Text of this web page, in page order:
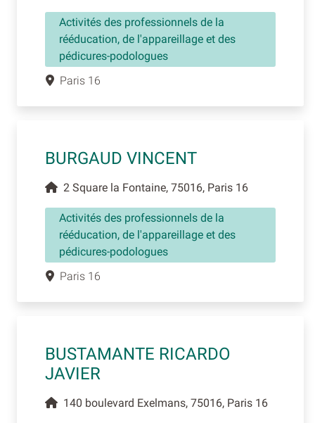
Activités des professionnels de la
rééducation, de l'appareillage et des
pédicures-podologues
Paris 16
BURGAUD VINCENT
2 Square la Fontaine, 75016, Paris 16
Activités des professionnels de la
rééducation, de l'appareillage et des
pédicures-podologues
Paris 16
BUSTAMANTE RICARDO
JAVIER
140 boulevard Exelmans, 75016, Paris 16